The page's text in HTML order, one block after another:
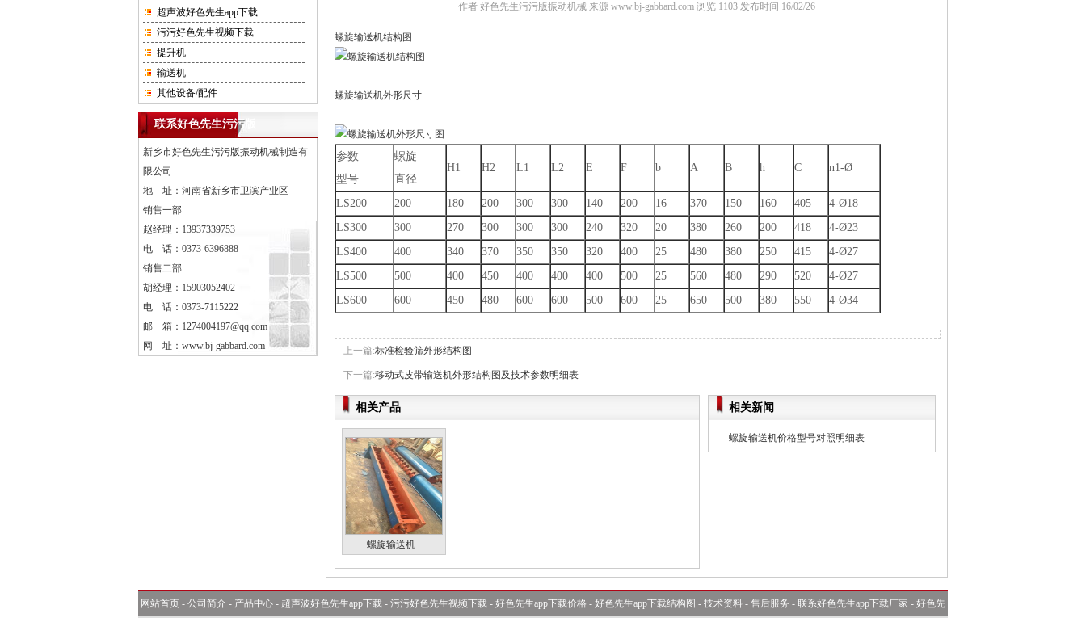
超声波好色先生app下载
污污好色先生视频下载
提升机
输送机
其他设备/配件
联系好色先生污污版
新乡市好色先生污污版振动机械制造有
限公司
地 址：河南省新乡市卫滨产业区
销售一部
赵经理：13937339753
电 话：0373-6396888
销售二部
胡经理：15903052402
电 话：0373-7115222
邮 箱：1274004197@qq.com
网 址： www.bj-gabbard.com
作者 好色先生污污版振动机械 来源 www.bj-gabbard.com 浏览 1103 发布时间 16/02/26
螺旋输送机结构图
螺旋输送机外形尺寸
参数
型号
螺旋
直径
H1 H2 L1 L2 E F b A B h C n1-Ø
LS200 200 180 200 300 300 140 200 16 370 150 160 405
4-Ø18
LS300
300 270 300 300 300 240 320 20 380 260 200 418
4-Ø23
LS400
400 340 370 350 350 320 400 25 480 380 250 415
4-Ø27
LS500
500 400 450 400 400 400 500 25 560 480 290 520
4-Ø27
LS600
600 450 480 600 600 500 600 25 650 500 380 550 4-Ø34
上一篇:标准检验筛外形结构图
下一篇:移动式皮带输送机外形结构图及技术参数明细表
相关产品
螺旋输送机
相关新闻
螺旋输送机价格型号对照明细表
网站首页 - 公司简介 - 产品中心 - 超声波好色先生app下载 - 污污好色先生视频下载 - 好色先生app下载价格 - 好色先生app下载结构图 - 技术资料 - 售后服务 - 联系好色先生app下载厂家 - 好色先